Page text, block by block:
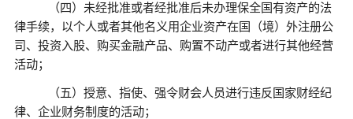
（四）未经批准或者经批准后未办理保全国有资产的法
律手续，以个人或者其他名义用企业资产在国（境）外注册公
司、投资入股、购买金融产品、购置不动产或者进行其他经营
活动；
（五）授意、指使、强令财会人员进行违反国家财经纪
律、企业财务制度的活动；